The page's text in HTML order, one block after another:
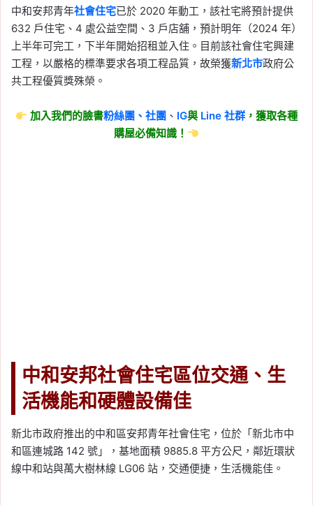
中和安邦青年社會住宅已於 2020 年動工，該社宅將預計提供
632 戶住宅、4 處公益空間、3 戶店舖，預計明年（2024 年）
上半年可完工，下半年開始招租並入住。目前該社會住宅興建
工程，以嚴格的標準要求各項工程品質，故榮獲新北市政府公
共工程優質獎殊榮。
加入我們的臉書粉絲團、社團 、 IG與 Line社群 ，獲取各種
購屋必備知識！
中和安邦社會住宅區位交通、生
活機能和硬體設備佳
新北市政府推出的中和區安邦青年社會住宅，位於「新北市中
和區連城路 142 號」，基地面積 9885.8 平方公尺，鄰近環狀
線中和站與萬大樹林線 LG06 站，交通便捷，生活機能佳。